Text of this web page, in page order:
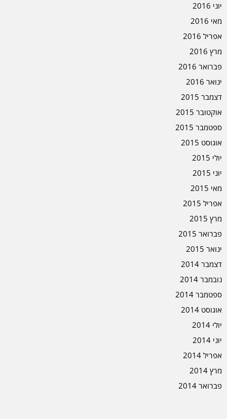
יוני 2016
מאי 2016
אפריל 2016
מרץ 2016
פברואר 2016
ינואר 2016
דצמבר 2015
אוקטובר 2015
ספטמבר 2015
אוגוסט 2015
יולי 2015
יוני 2015
מאי 2015
אפריל 2015
מרץ 2015
פברואר 2015
ינואר 2015
דצמבר 2014
נובמבר 2014
ספטמבר 2014
אוגוסט 2014
יולי 2014
יוני 2014
אפריל 2014
מרץ 2014
פברואר 2014